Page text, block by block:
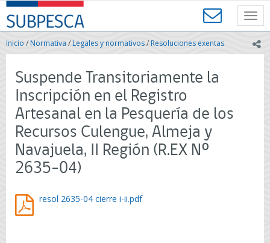
Contenido
principal
SUBPESCA
-
Subsecretaría
y
Acuicultura
Gobierno
de
Chile
Inicio /Normativa / Legales y normativos/ Resoluciones exentas
Suspende Transitoriamente la
Inscripción en el Registro
Artesanal en la Pesquería de los
Recursos Culengue, Almeja y
Navajuela, II Región (R.EX Nº
2635-04)
resol 2635-04 cierre i-ii.pdf